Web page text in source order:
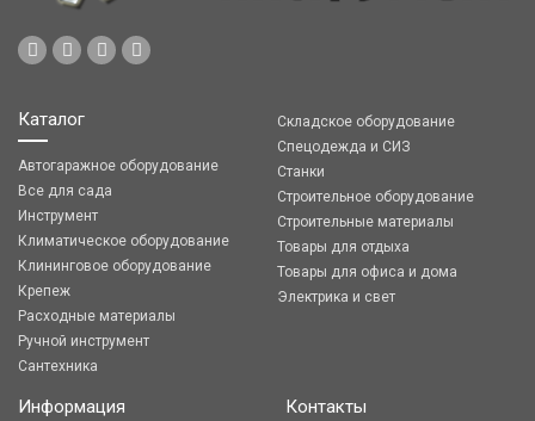
Каталог
Автогаражное оборудование
Все для сада
Инструмент
Климатическое оборудование
Клининговое оборудование
Крепеж
Расходные материалы
Ручной инструмент
Сантехника
Складское оборудование
Спецодежда и СИЗ
Станки
Строительное оборудование
Строительные материалы
Товары для отдыха
Товары для офиса и дома
Электрика и свет
Информация Контакты